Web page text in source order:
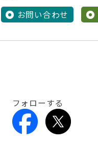
お問い合わせ
フォローする